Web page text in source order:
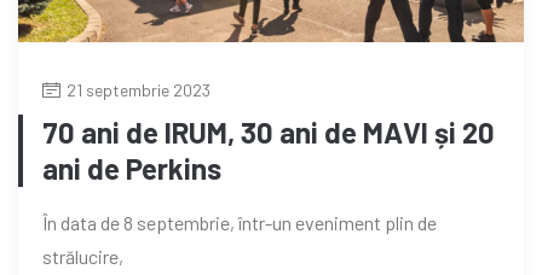
21 septembrie 2023
70 ani de IRUM, 30 ani de MAVI și 20
ani de Perkins
În data de 8 septembrie, într-un eveniment plin de
strălucire,